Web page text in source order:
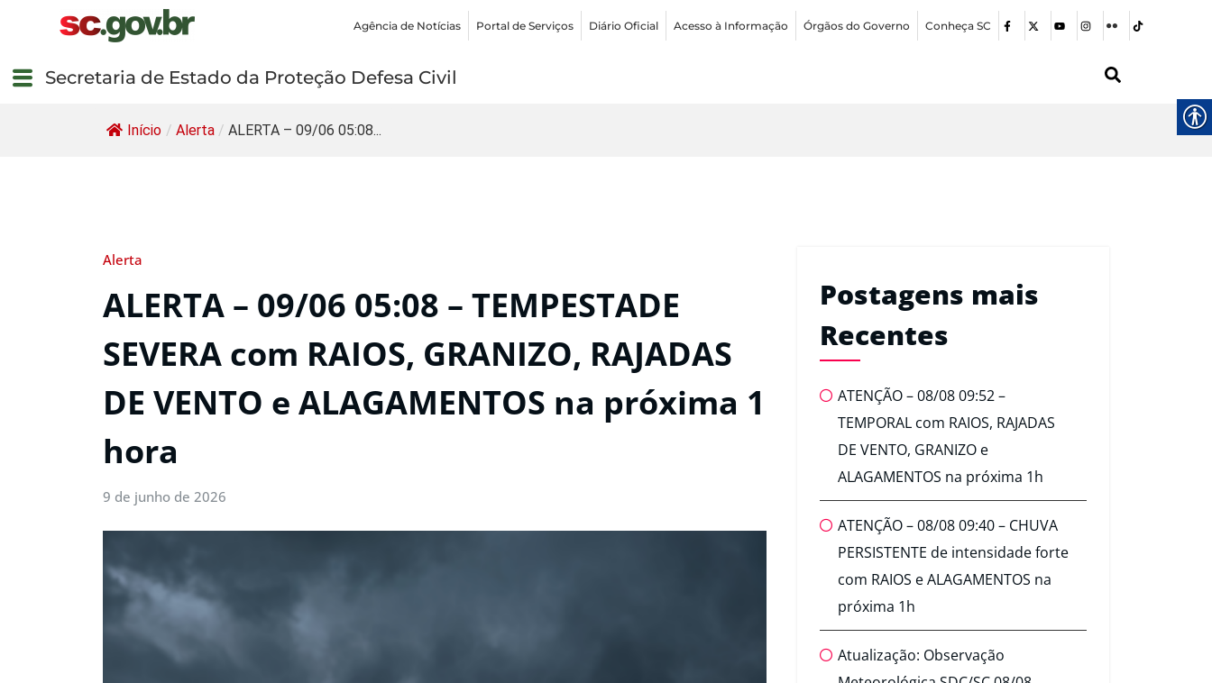
Agência de Notícias Portal de Serviços Diário Oficial Acesso à Informação Órgãos do Governo Conheça SC
Secretaria de Estado da Proteção Defesa Civil
Início / Alerta / ALERTA – 09/06 05:08...
Alerta
ALERTA – 09/06 05:08 – TEMPESTADE
SEVERA com RAIOS, GRANIZO, RAJADAS
DE VENTO e ALAGAMENTOS na próxima 1
hora
9 de junho de 2026
Postagens mais
Recentes
ATENÇÃO – 08/08 09:52 –
TEMPORAL com RAIOS, RAJADAS
DE VENTO, GRANIZO e
ALAGAMENTOS na próxima 1h
ATENÇÃO – 08/08 09:40 – CHUVA
PERSISTENTE de intensidade forte
com RAIOS e ALAGAMENTOS na
próxima 1h
Atualização: Observação